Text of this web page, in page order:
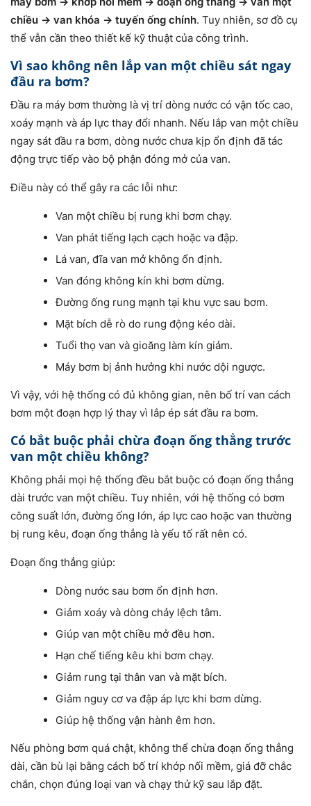
chiều → van khóa → tuyến ống chính. Tuy nhiên, sơ đồ cụ
thể vẫn cần theo thiết kế kỹ thuật của công trình.
Vì sao không nên lắp van một chiều sát ngay
đầu ra bơm?
Đầu ra máy bơm thường là vị trí dòng nước có vận tốc cao,
xoáy mạnh và áp lực thay đổi nhanh. Nếu lắp van một chiều
ngay sát đầu ra bơm, dòng nước chưa kịp ổn định đã tác
động trực tiếp vào bộ phận đóng mở của van.
Điều này có thể gây ra các lỗi như:
Van một chiều bị rung khi bơm chạy.
Van phát tiếng lạch cạch hoặc va đập.
Lá van, đĩa van mở không ổn định.
Van đóng không kín khi bơm dừng.
Đường ống rung mạnh tại khu vực sau bơm.
Mặt bích dễ rò do rung động kéo dài.
Tuổi thọ van và gioăng làm kín giảm.
Máy bơm bị ảnh hưởng khi nước dội ngược.
Vì vậy, với hệ thống có đủ không gian, nên bố trí van cách
bơm một đoạn hợp lý thay vì lắp ép sát đầu ra bơm.
Có bắt buộc phải chừa đoạn ống thẳng trước
van một chiều không?
Không phải mọi hệ thống đều bắt buộc có đoạn ống thẳng
dài trước van một chiều. Tuy nhiên, với hệ thống có bơm
công suất lớn, đường ống lớn, áp lực cao hoặc van thường
bị rung kêu, đoạn ống thẳng là yếu tố rất nên có.
Đoạn ống thẳng giúp:
Dòng nước sau bơm ổn định hơn.
Giảm xoáy và dòng chảy lệch tâm.
Giúp van một chiều mở đều hơn.
Hạn chế tiếng kêu khi bơm chạy.
Giảm rung tại thân van và mặt bích.
Giảm nguy cơ va đập áp lực khi bơm dừng.
Giúp hệ thống vận hành êm hơn.
Nếu phòng bơm quá chật, không thể chừa đoạn ống thẳng
dài, cần bù lại bằng cách bố trí khớp nối mềm, giá đỡ chắc
chắn, chọn đúng loại van và chạy thử kỹ sau lắp đặt.